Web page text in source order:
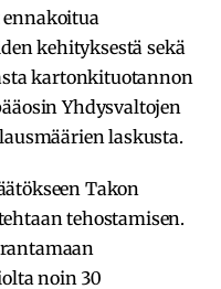
kehityksestä sekä
kartonkituotannon
Yhdysvaltojen
laskusta.
Takon
tehostamisen.
noin 30